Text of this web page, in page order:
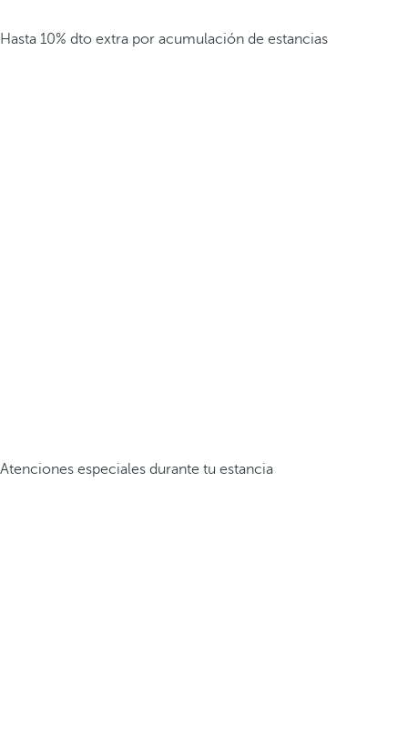
Hasta 10% dto extra por acumulación de estancias
Atenciones especiales durante tu estancia